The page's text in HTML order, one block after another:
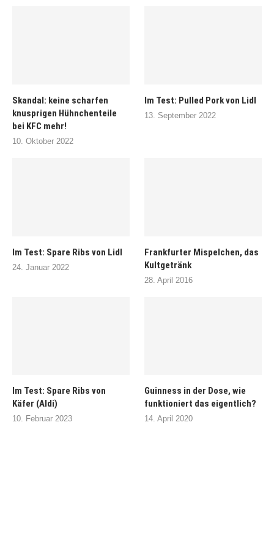
Skandal: keine scharfen
knusprigen Hühnchenteile
bei KFC mehr!
10. Oktober 2022
Im Test: Pulled Pork von Lidl
13. September 2022
Im Test: Spare Ribs von Lidl
24. Januar 2022
Frankfurter Mispelchen, das
Kultgetränk
28. April 2016
Im Test: Spare Ribs von
Käfer (Aldi)
10. Februar 2023
Guinness in der Dose, wie
funktioniert das eigentlich?
14. April 2020